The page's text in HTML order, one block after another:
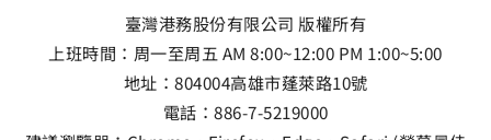
臺灣港務股份有限公司 版權所有
上班時間：周一至周五 AM 8:00~12:00 PM 1:00~5:00
地址： 804004高雄市蓬萊路10號
電話： 886-7-5219000